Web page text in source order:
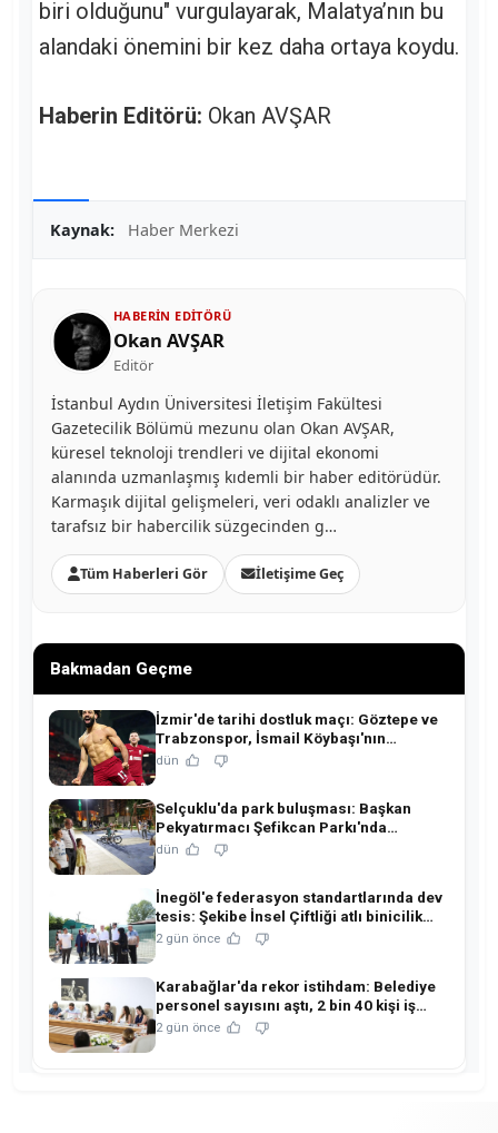
biri olduğunu" vurgulayarak, Malatya’nın bu
alandaki önemini bir kez daha ortaya koydu.
Haberin Editörü: Okan AVŞAR
Kaynak: Haber Merkezi
HABERIN EDITÖRÜ
Okan AVŞAR
Editör
İstanbul Aydın Üniversitesi İletişim Fakültesi
Gazetecilik Bölümü mezunu olan Okan AVŞAR,
küresel teknoloji trendleri ve dijital ekonomi
alanında uzmanlaşmış kıdemli bir haber editörüdür.
Karmaşık dijital gelişmeleri, veri odaklı analizler ve
tarafsız bir habercilik süzgecinden g…
Tüm Haberleri Gör İletişime Geç
Bakmadan Geçme
İzmir'de tarihi dostluk maçı: Göztepe ve
Trabzonspor, İsmail Köybaşı'nın
jübilesinde buluşuyor!
dün
Selçuklu'da park buluşması: Başkan
Pekyatırmacı Şefikcan Parkı'nda
hemşehrileriyle buluştu!
dün
İnegöl'e federasyon standartlarında dev
tesis: Şekibe İnsel Çiftliği atlı binicilik
merkezine dönüşüyor!
2 gün önce
Karabağlar'da rekor istihdam: Belediye
personel sayısını aştı, 2 bin 40 kişi iş
sahibi oldu!
2 gün önce